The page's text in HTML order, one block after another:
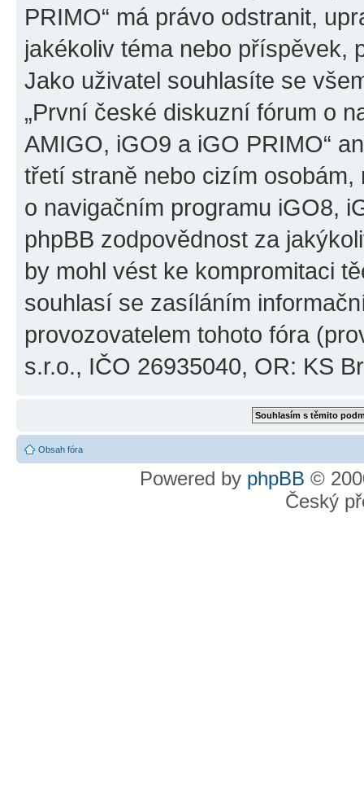
PRIMO“ má právo odstranit,
jakékoliv téma nebo příspěvek,
Jako uživatel souhlasíte se
„První české diskuzní fórum o
AMIGO, iGO9 a iGO PRIMO“
třetí straně nebo cizím
o navigačním programu iGO8,
phpBB zodpovědnost za
by mohl vést ke kompromitaci
souhlasí se zasíláním
provozovatelem tohoto fóra
s.r.o., IČO 26935040, OR: KS
Obsah fóra
Powered by phpBB ©
Český